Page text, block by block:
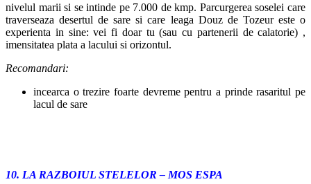
nivelul marii si se intinde pe 7.000 de kmp. Parcurgerea soselei care
traverseaza desertul de sare si care leaga Douz de Tozeur este o
experienta in sine: vei fi doar tu (sau cu partenerii de calatorie) ,
imensitatea plata a lacului si orizontul.
Recomandari:
incearca o trezire foarte devreme pentru a prinde rasaritul pe
lacul de sare
10. LA RAZBOIUL STELELOR – MOS ESPA